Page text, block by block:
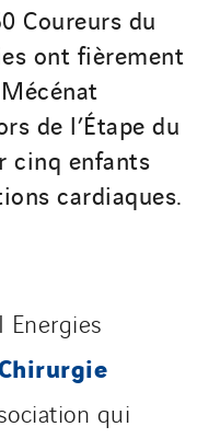
Coureurs du
ont fièrement
de l’Étape du
cinq enfants
cardiaques.
Energies
qui